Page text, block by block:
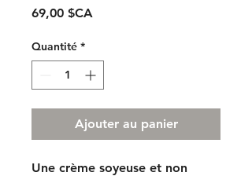
69,00 $CA
Quantité *
Ajouter au panier
Une crème soyeuse et non